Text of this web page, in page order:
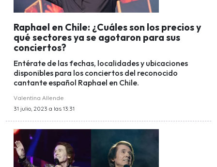
Raphael en Chile: ¿Cuáles son los precios y
qué sectores ya se agotaron para sus
conciertos?
Entérate de las fechas, localidades y ubicaciones
disponibles para los conciertos del reconocido
cantante español Raphael en Chile.
Valentina Allende
31 julio, 2023 a las 13:31